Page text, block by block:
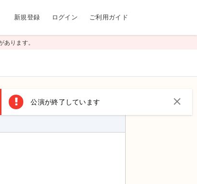
新規登録 ログイン ご利用ガイド
ります。
公演が終了しています close